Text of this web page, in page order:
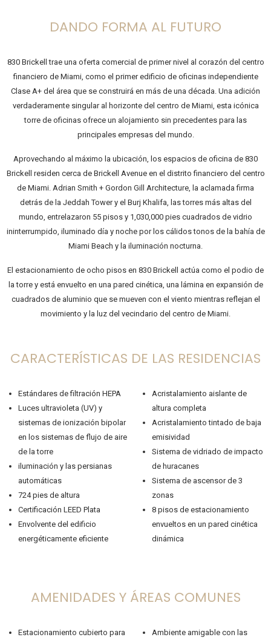
DANDO FORMA AL FUTURO
830 Brickell trae una oferta comercial de primer nivel al corazón del centro
financiero de Miami, como el primer edificio de oficinas independiente
Clase A+ del área que se construirá en más de una década. Una adición
verdaderamente singular al horizonte del centro de Miami, esta icónica
torre de oficinas ofrece un alojamiento sin precedentes para las
principales empresas del mundo.
Aprovechando al máximo la ubicación, los espacios de oficina de 830
Brickell residen cerca de Brickell Avenue en el distrito financiero del centro
de Miami. Adrian Smith + Gordon Gill Architecture, la aclamada firma
detrás de la Jeddah Tower y el Burj Khalifa, las torres más altas del
mundo, entrelazaron 55 pisos y 1,030,000 pies cuadrados de vidrio
ininterrumpido, iluminado día y noche por los cálidos tonos de la bahía de
Miami Beach y la iluminación nocturna.
El estacionamiento de ocho pisos en 830 Brickell actúa como el podio de
la torre y está envuelto en una pared cinética, una lámina en expansión de
cuadrados de aluminio que se mueven con el viento mientras reflejan el
movimiento y la luz del vecindario del centro de Miami.
CARACTERÍSTICAS DE LAS RESIDENCIAS
Estándares de filtración HEPA
Luces ultravioleta (UV) y
sistemas de ionización bipolar
en los sistemas de flujo de aire
de la torre
iluminación y las persianas
automáticas
724 pies de altura
Certificación LEED Plata
Envolvente del edificio
energéticamente eficiente
Acristalamiento aislante de
altura completa
Acristalamiento tintado de baja
emisividad
Sistema de vidriado de impacto
de huracanes
Sistema de ascensor de 3
zonas
8 pisos de estacionamiento
envueltos en un pared cinética
dinámica
AMENIDADES Y ÁREAS COMUNES
Estacionamiento cubierto para
Ambiente amigable con las